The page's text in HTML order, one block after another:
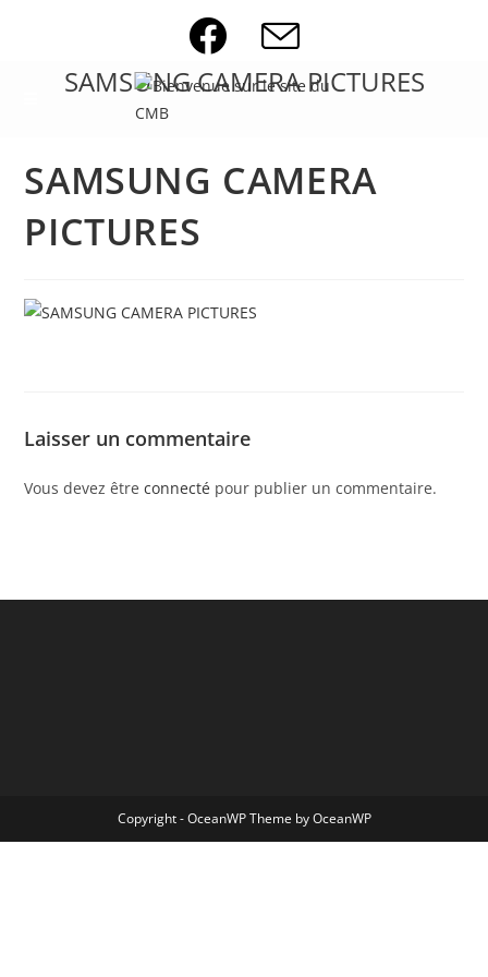
SAMSUNG CAMERA PICTURES
SAMSUNG CAMERA
PICTURES
Laisser un commentaire
Vous devez êtreconnecté pour publier un commentaire.
Copyright - OceanWP Theme by OceanWP